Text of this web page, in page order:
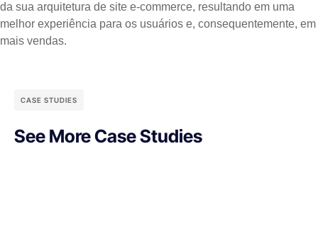
da sua arquitetura de site e-commerce, resultando em uma
melhor experiência para os usuários e, consequentemente, em
mais vendas.
CASE STUDIES
See More Case Studies